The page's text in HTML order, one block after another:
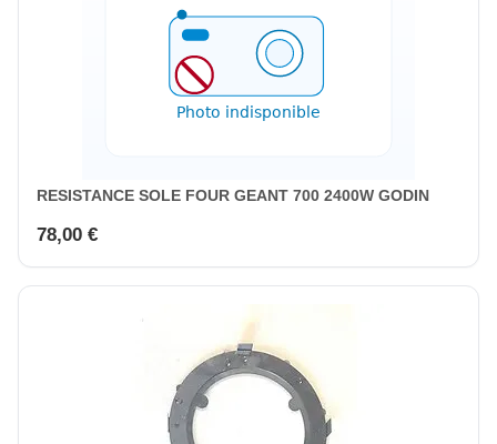
RESISTANCE SOLE FOUR GEANT 700 2400W GODIN
78,00 €